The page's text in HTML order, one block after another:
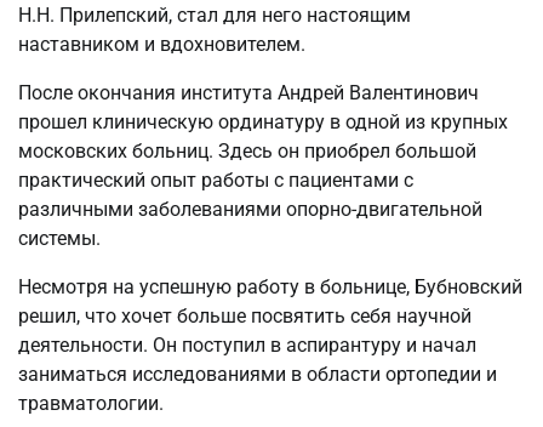
Н.Н. Прилепский, стал для него настоящим
наставником и вдохновителем.
После окончания института Андрей Валентинович
прошел клиническую ординатуру в одной из крупных
московских больниц. Здесь он приобрел большой
практический опыт работы с пациентами с
различными заболеваниями опорно-двигательной
системы.
Несмотря на успешную работу в больнице, Бубновский
решил, что хочет больше посвятить себя научной
деятельности. Он поступил в аспирантуру и начал
заниматься исследованиями в области ортопедии и
травматологии.